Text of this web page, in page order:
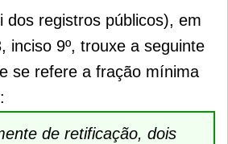
dos registros públicos), em
inciso 9º, trouxe a seguinte
se refere a fração mínima
de retificação, dois